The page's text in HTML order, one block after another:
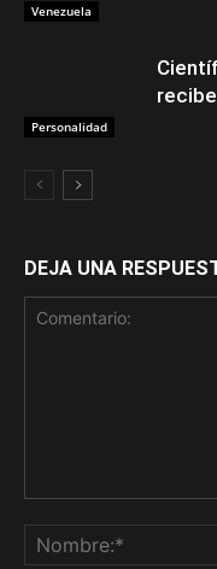
Venezuela
Personalidad
DEJA UNA